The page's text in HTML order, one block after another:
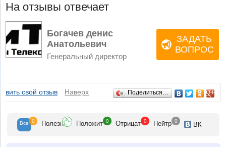
На отзывы отвечает
Богачев денис
Анатольевич
Генеральный директор
ЗАДАТЬ
ВОПРОС
Отзывы
свой отзыв Наверх Поделиться…
Все 0 Полезн Положит 0 Отрицат 0 Нейтр 0 ВК